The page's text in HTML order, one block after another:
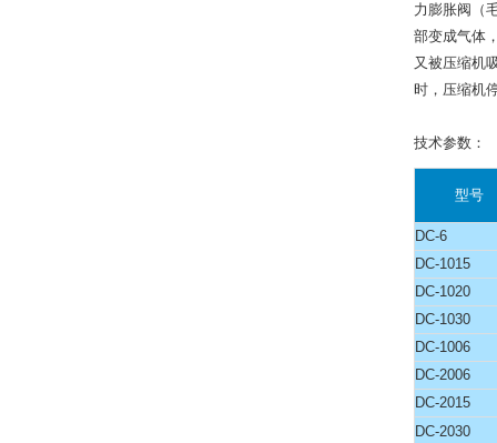
力膨胀阀（
部变成气体
又被压缩机
时，压缩机
技术参数：
型号
DC-6
DC-1015
DC-1020
DC-1030
DC-1006
DC-2006
DC-2015
DC-2030